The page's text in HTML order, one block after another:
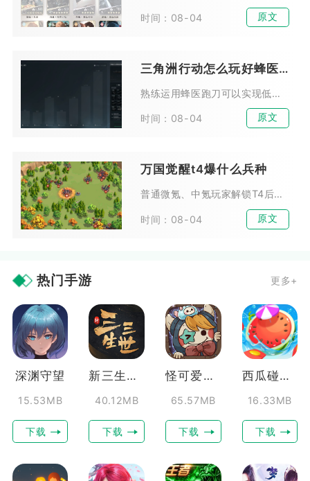
时间：08-04 原文
三角洲行动怎么玩好蜂医跑刀
熟练运用蜂医跑刀可以实现低战备投入、高稳定撤离收益，依靠角色双烟雾机制与激素枪自愈能力大幅提升跑图容错，兼顾长线搜刮与突发遭遇战脱身能力，是单人长期积累哈夫币最优跑刀体系...
时间：08-04 原文
万国觉醒t4爆什么兵种
普通微氪、中氪玩家解锁T4后优先爆步兵，追求机动骚扰与快速发育的玩家可主爆骑兵，弓兵仅作为少量辅助补充，工程车无需大规模量产，这是适配全阶段对战、资源消耗与战场环境的最优...
时间：08-04 原文
热门手游 更多+
深渊守望
15.53MB
下载
新三生三世十里桃花
40.12MB
下载
怪可爱的店
65.57MB
下载
西瓜碰碰碰
16.33MB
下载